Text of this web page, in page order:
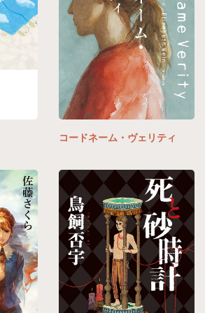
コードネーム・ヴェリティ